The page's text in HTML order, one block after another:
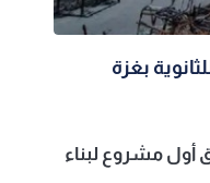
بغزة
أول مشروع لبناء